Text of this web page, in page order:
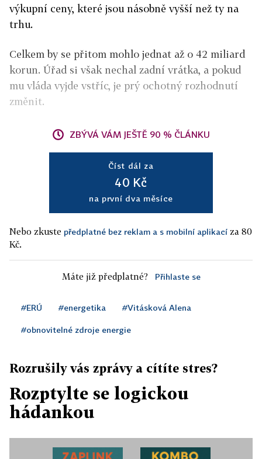
výkupní ceny, které jsou násobně vyšší než ty na
trhu.
Celkem by se přitom mohlo jednat až o 42 miliard
korun. Úřad si však nechal zadní vrátka, a pokud
mu vláda vyjde vstříc, je prý ochotný rozhodnutí
změnit.
ZBÝVÁ VÁM JEŠTĚ 90 % ČLÁNKU
Číst dál za
40 Kč
na první dva měsíce
Nebo zkuste předplatné bez reklam a s mobilní aplikací za 80
Kč.
Máte již předplatné? Přihlaste se
#ERÚ #energetika #Vitásková Alena
#obnovitelné zdroje energie
Rozrušily vás zprávy a cítíte stres?
Rozptylte se logickou
hádankou